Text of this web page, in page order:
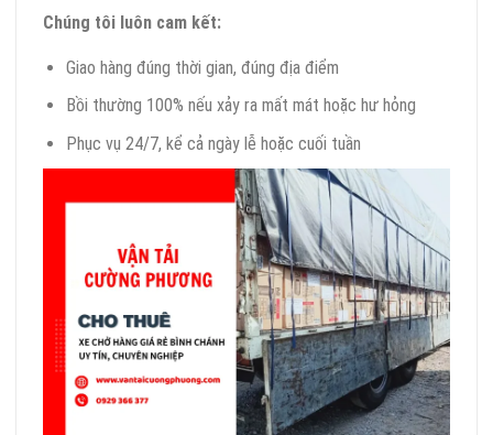
Chúng tôi luôn cam kết:
Giao hàng đúng thời gian, đúng địa điểm
Bồi thường 100% nếu xảy ra mất mát hoặc hư hỏng
Phục vụ 24/7, kể cả ngày lễ hoặc cuối tuần